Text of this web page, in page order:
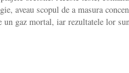
aveau scopul de a masura
gaz mortal, iar rezultatele lor